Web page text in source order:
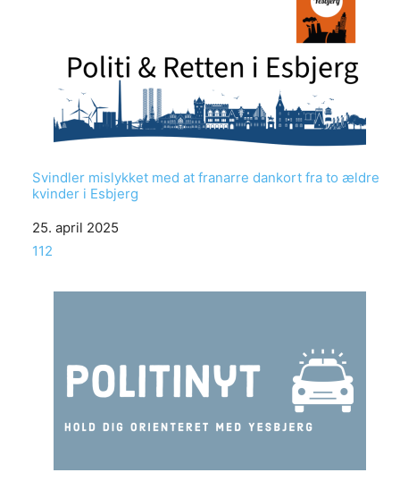
Svindler mislykket med at franarre dankort fra to ældre
kvinder i Esbjerg
Date
25. april 2025
In relation to
112